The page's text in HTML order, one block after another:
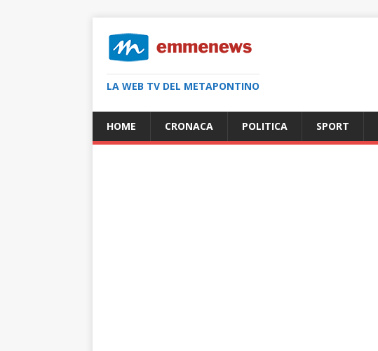
LA WEB TV DEL METAPONTINO
HOME CRONACA POLITICA SPORT